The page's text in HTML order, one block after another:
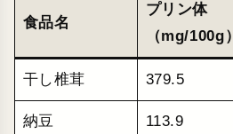
食品名
プリン体
（mg/100g）
干し椎茸 379.5
納豆 113.9